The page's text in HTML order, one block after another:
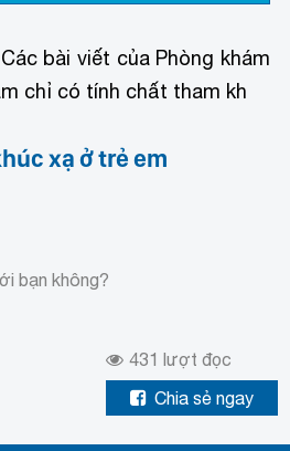
Các bài viết của Phòng khám
chỉ có tính chất tham kh
xạ ở trẻ em
bạn không?
431 lượt đọc
Chia sẻ ngay